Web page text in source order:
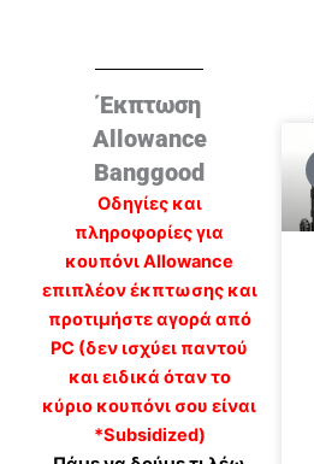
Έκπτωση
Allowance
Banggood
Οδηγίες και
πληροφορίες για
κουπόνι Allowance
επιπλέον έκπτωσης και
προτιμήστε αγορά από
PC (δεν ισχύει παντού
και ειδικά όταν το
κύριο κουπόνι σου είναι
*Subsidized)